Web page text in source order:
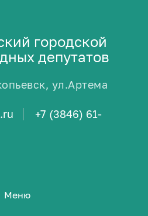
городской
депутатов
ул.Артема
+7 (3846) 61-
Меню